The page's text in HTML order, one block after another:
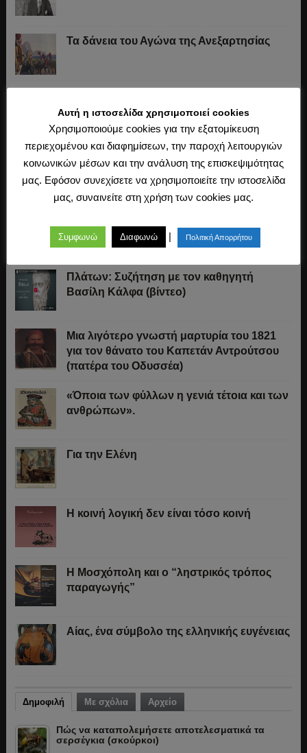
Τα δάνεια του Αγώνα της Ανεξαρτησίας
1847)
Η άλωση της Κωνσταντινούπολης (1453)
των αρχόντων
Πλάτων: Συζήτηση με τον καθηγητή
Βασίλη Κάλφα (βίντεο)
Μια λιγότερο γνωστή μαρτυρία του 1821
για τον θάνατο του Καπετάν Αντρούτσου
(πατέρα του Οδυσσέα)
«Όποια των φύλλων η γενιά τέτοια και των
ανθρώπων».
Για την Ελένη
Η κοινή λογική δεν είναι τόσο κοινή
Η Μοσχόπολη και ο “ληστρικός τρόπος
παραγωγής”
Αίας, ένα σύμβολο της ελληνικής ευγένειας
Δημοφιλή Με σχόλια Αρχείο
Πώς να καταπολεμήσετε αποτελεσματικά τα
σερσέγκια (σκούρκοι)
Αυτή η ιστοσελίδα χρησιμοποιεί cookies
Χρησιμοποιούμε cookies για την εξατομίκευση
περιεχομένου και διαφημίσεων, την παροχή λειτουργιών
κοινωνικών μέσων και την ανάλυση της επισκεψιμότητας
μας. Εφόσον συνεχίσετε να χρησιμοποιείτε την ιστοσελίδα
μας, συναινείτε στη χρήση των cookies μας.
Συμφωνώ Διαφωνώ | Πολιτική Απορρήτου